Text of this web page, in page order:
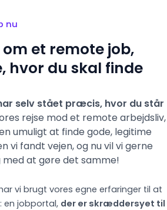
nu
et remote job,
hvor du skal finde
selv stået præcis, hvor du står
rejse mod et remote arbejdsliv,
umuligt at finde gode, legitime
vi fandt vejen,og nu vil vi gerne
at gøre det samme!
vi brugt vores egne erfaringer til at
en jobportal, der er skræddersyet til